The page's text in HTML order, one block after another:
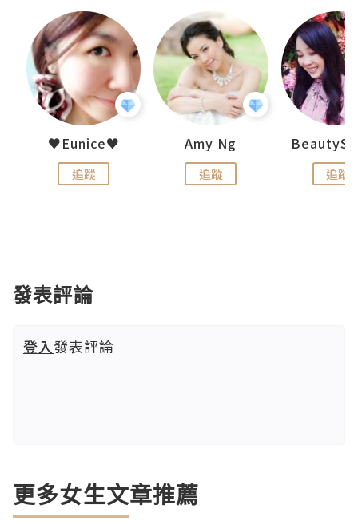
♥Eunice♥
追蹤
Amy Ng
追蹤 追蹤
發表評論
登入發表評論
更多女生文章推薦